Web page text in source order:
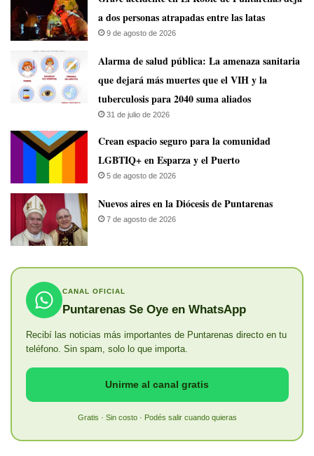
a dos personas atrapadas entre las latas
9 de agosto de 2026
​Alarma de salud pública: La amenaza sanitaria
que dejará más muertes que el VIH y la
tuberculosis para 2040 suma aliados
31 de julio de 2026
Crean espacio seguro para la comunidad
LGBTIQ+ en Esparza y el Puerto
5 de agosto de 2026
​Nuevos aires en la Diócesis de Puntarenas
7 de agosto de 2026
CANAL OFICIAL
Puntarenas Se Oye en WhatsApp
Recibí las noticias más importantes de Puntarenas directo en tu
teléfono. Sin spam, solo lo que importa.
Unirme al canal gratis
Gratis · Sin costo · Podés salir cuando quieras